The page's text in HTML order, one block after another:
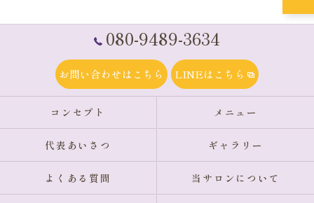
080-9489-3634
お問い合わせはこちら LINEはこちら
コンセプト メニュー
代表あいさつ ギャラリー
よくある質問 当サロンについて